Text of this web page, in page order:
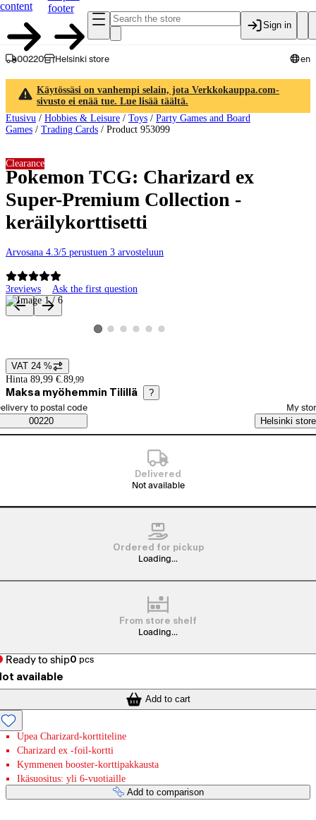
content
footer
Sign in
00220 Helsinki store en
Käytössäsi on vanhempi selain, jota Verkkokauppa.com-
sivusto ei enää tue. Lue lisää täältä.
Etusivu / Hobbies & Leisure / Toys / Party Games and Board
Games / Trading Cards / Product 953099
Pokemon TCG: Charizard ex
Super-Premium Collection -
keräilykorttisetti
Arvosana 4.3/5 perustuen 3 arvosteluun
3reviews Ask the first question
Clearance
Product images and videos
View product image 1
View product image 2
View product image 3
View product image 4
View product image 5
View product image 6
Price details
VAT 24 %
Hinta 89,99 €. 89,99
Maksa myöhemmin Tilillä ?
Saatavuustiedot
order method
to postal code
00220
My
Helsinki store
Delivered
Not available
Ordered for pickup
Loading...
From store shelf
Loading...
Ready to ship0 pcs
available
Add to cart
Upea Charizard-korttiteline
Charizard ex -foil-kortti
Kymmenen booster-korttipakkausta
Ikäsuositus: yli 6-vuotiaille
Add to comparison